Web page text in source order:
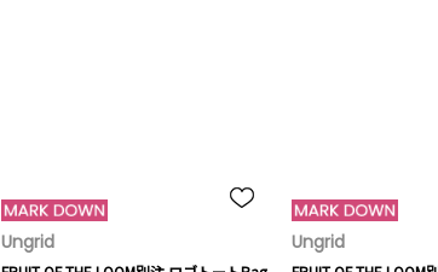
Ungrid Ungrid